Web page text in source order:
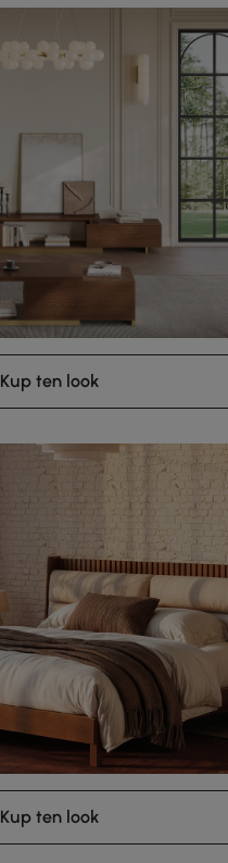
Kup ten look
Kup ten look